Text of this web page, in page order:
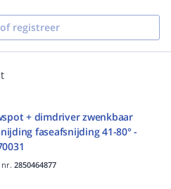
registreer
+ dimdriver zwenkbaar
faseafsnijding 41-80° -
2850464877